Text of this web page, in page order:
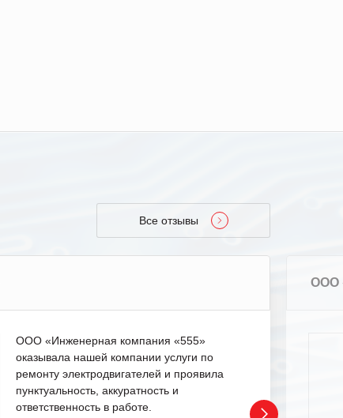
Все отзывы
ООО «Инженерная компания «555»
оказывала нашей компании услуги по
ремонту электродвигателей и проявила
пунктуальность, аккуратность и
ответственность в работе.
ООО